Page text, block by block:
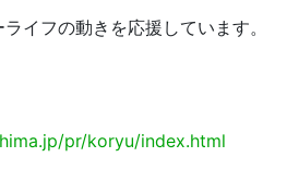
イフの動きを応援しています。
pr/koryu/index.html